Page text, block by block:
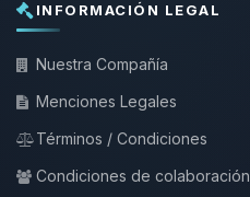
INFORMACIÓN LEGAL
Nuestra Compañía
Menciones Legales
Términos / Condiciones
Condiciones de colaboración